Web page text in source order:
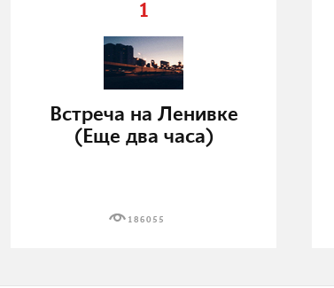
1
Встреча на Ленивке
(Еще два часа)
186055